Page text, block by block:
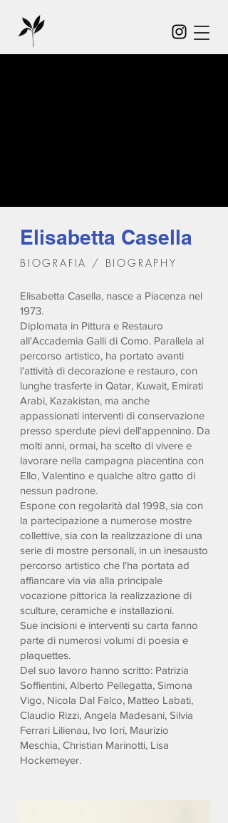
Elisabetta Casella
BIOGRAFIA / BIOGRAPHY
Elisabetta Casella, nasce a Piacenza nel
1973.
Diplomata in Pittura e Restauro
all'Accademia Galli di Como. Parallela al
percorso artistico, ha portato avanti
l'attività di decorazione e restauro, con
lunghe trasferte in Qatar, Kuwait, Emirati
Arabi, Kazakistan, ma anche
appassionati interventi di conservazione
presso sperdute pievi dell'appennino. Da
molti anni, ormai, ha scelto di vivere e
lavorare nella campagna piacentina con
Ello, Valentino e qualche altro gatto di
nessun padrone.
Espone con regolarità dal 1998, sia con
la partecipazione a numerose mostre
collettive, sia con la realizzazione di una
serie di mostre personali, in un inesausto
percorso artistico che l'ha portata ad
affiancare via via alla principale
vocazione pittorica la realizzazione di
sculture, ceramiche e installazioni.
Sue incisioni e interventi su carta fanno
parte di numerosi volumi di poesia e
plaquettes.
Del suo lavoro hanno scritto: Patrizia
Soffientini, Alberto Pellegatta, Simona
Vigo, Nicola Dal Falco, Matteo Labati,
Claudio Rizzi, Angela Madesani, Silvia
Ferrari Lilienau, Ivo Iori, Maurizio
Meschia, Christian Marinotti, Lisa
Hockemeyer.